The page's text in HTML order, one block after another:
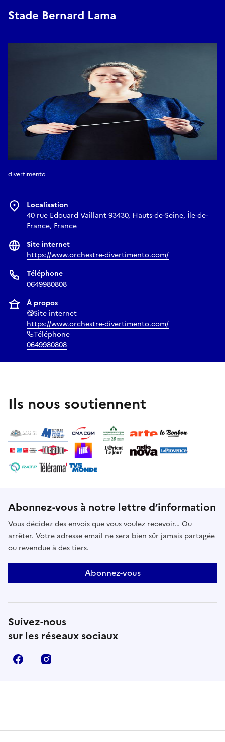
Stade Bernard Lama
divertimento
Localisation
40 rue Edouard Vaillant 93430, Hauts-de-Seine, Île-de-
France, France
Site internet
https://www.orchestre-divertimento.com/
Téléphone
0649980808
À propos
Site internet
https://www.orchestre-divertimento.com/
Téléphone
0649980808
Ils nous soutiennent
Abonnez-vous à notre lettre d’information
Vous décidez des envois que vous voulez recevoir… Ou
arrêter. Votre adresse email ne sera bien sûr jamais partagée
ou revendue à des tiers.
Abonnez-vous
Suivez-nous
sur les réseaux sociaux
Facebook